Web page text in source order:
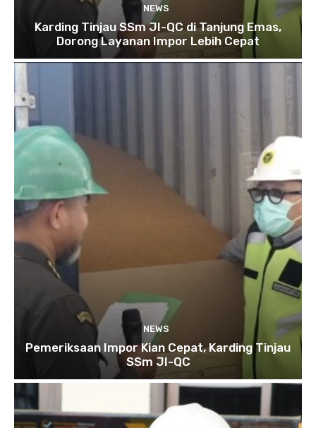
NEWS
Karding Tinjau SSm JI-QC di Tanjung Emas,
Dorong Layanan Impor Lebih Cepat
NEWS
Pemeriksaan Impor Kian Cepat, Karding Tinjau
SSm JI-QC